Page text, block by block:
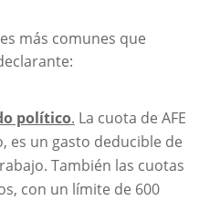
más comunes que
político. La cuota de AFE
es un gasto deducible de
También las cuotas
con un límite de 600